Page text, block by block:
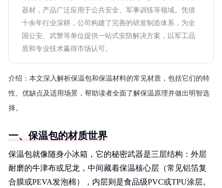
器材，产品广泛应用于公共安全、军事训练等领域。凭借
十余年行业深耕，公司构建了完善的研发制造体系，为全
国公安、武警等单位提供一站式安防解决方案，以军工品
质和专业技术赢得市场认可。
介绍： 本文深入解析保温包和保温材料的常见材质，包括它们的特
性、优缺点及适用场景，帮助读者全面了解保温原理并做出明智选
择。
一、保温包的材质世界
保温包就像随身小冰箱，它的秘密武器是三层结构：外层
耐磨的牛津布或尼龙，中间藏着保温核心层（常见铝箔复
合膜或PEVA发泡棉），内层则是食品级PVC或TPU涂层。